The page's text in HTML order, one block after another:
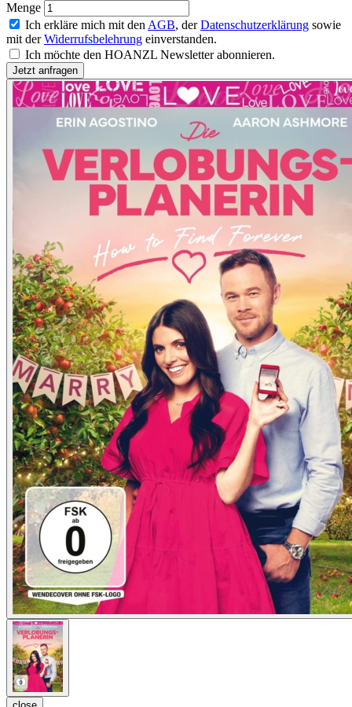
Menge
Ich erkläre mich mit den AGB, derDatenschutzerklärung sowie
mit derWiderrufsbelehrung einverstanden.
Ich möchte den HOANZL Newsletter abonnieren.